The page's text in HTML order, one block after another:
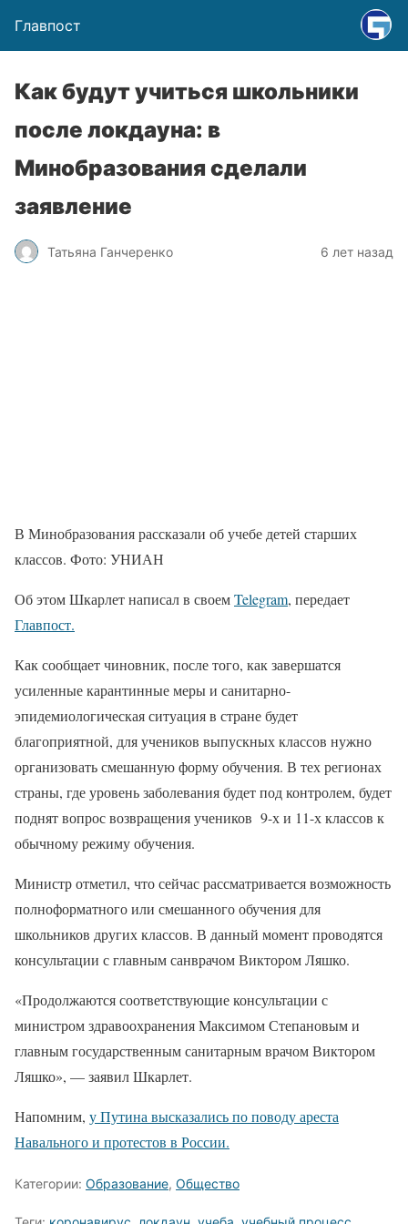
Главпост
Как будут учиться школьники
после локдауна: в
Минобразования сделали
заявление
Татьяна Ганчеренко 6 лет назад
В Минобразования рассказали об учебе детей старших
классов. Фото: УНИАН
Об этом Шкарлет написал в своемTelegram, передает
Главпост.
Как сообщает чиновник, после того, как завершатся
усиленные карантинные меры и санитарно-
эпидемиологическая ситуация в стране будет
благоприятной, для учеников выпускных классов нужно
организовать смешанную форму обучения. В тех регионах
страны, где уровень заболевания будет под контролем, будет
поднят вопрос возвращения учеников 9-х и 11-х классов к
обычному режиму обучения.
Министр отметил, что сейчас рассматривается возможность
полноформатного или смешанного обучения для
школьников других классов. В данный момент проводятся
консультации с главным санврачом Виктором Ляшко.
«Продолжаются соответствующие консультации с
министром здравоохранения Максимом Степановым и
главным государственным санитарным врачом Виктором
Ляшко», — заявил Шкарлет.
Напомним, у Путина высказались по поводу ареста
Навального и протестов в России.
Категории: Образование, Общество